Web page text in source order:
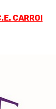
CARROI